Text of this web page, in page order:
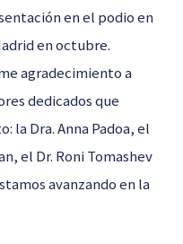
en el podio en
en octubre.
agradecimiento a
dedicados que
la Dra. Anna Padoa, el
el Dr. Roni Tomashev
avanzando en la